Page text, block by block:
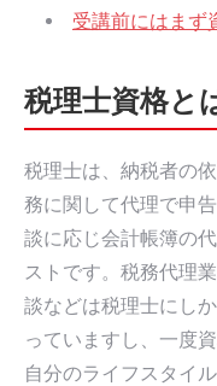
受講前にはまず
税理士資格と
税理士は、納税者の
務に関して代理で申
談に応じ会計帳簿の
ストです。税務代理
談などは税理士にし
っていますし、一度
自分のライフスタイ